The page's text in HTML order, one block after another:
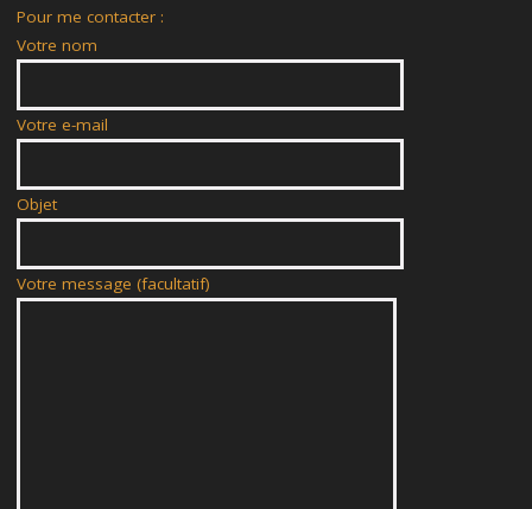
Pour me contacter :
Votre nom
Votre e-mail
Objet
Votre message (facultatif)